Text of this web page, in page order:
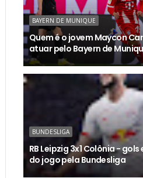
BAYERN DE MUNIQUE
Quem é o jovem Maycon
atuar pelo Bayern de
BUNDESLIGA
RB Leipzig 3x1 Colônia -
do jogo pela Bundesliga